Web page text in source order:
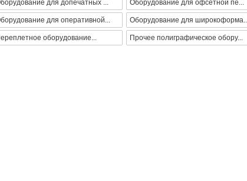
для допечатных ... Оборудование для офсетной пе...
для оперативной... Оборудование для
оборудование... Прочее полиграфическое обору...